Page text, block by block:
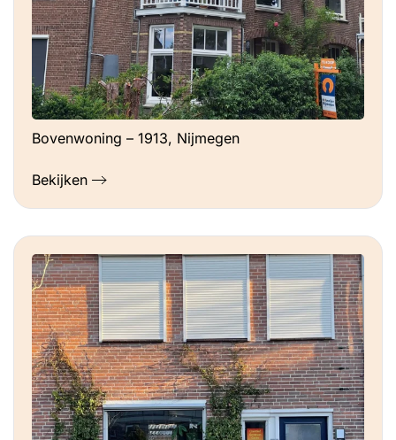
Bovenwoning – 1913, Nijmegen
Bekijken